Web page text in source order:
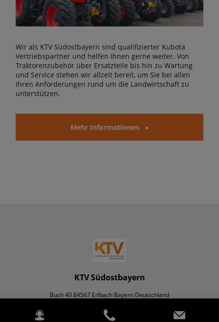
Wir als KTV Südostbayern sind qualifizierter Kubota
Vertriebspartner und helfen Ihnen gerne weiter. Von
Traktorenzubehör über Ersatzteile bis hin zu Wartung
und Service stehen wir allzeit bereit, um Sie bei allen
Ihren Anforderungen rund um die Landwirtschaft zu
unterstützen.
Mehr Informationen
KTV Südostbayern
Buch 40 84567 Erlbach Bayern Deutschland